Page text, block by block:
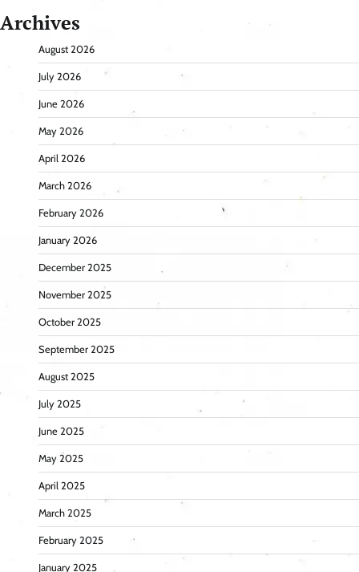
Archives
August 2026
July 2026
June 2026
May 2026
April 2026
March 2026
February 2026
January 2026
December 2025
November 2025
October 2025
September 2025
August 2025
July 2025
June 2025
May 2025
April 2025
March 2025
February 2025
January 2025